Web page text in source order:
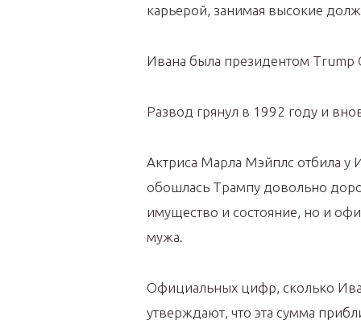
карьерой, занимая высокие
Ивана была президентом Trump
Развод грянул в 1992 году и
Актриса Марла Мэйплс отбила у
обошлась Трампу довольно
имущество и состояние, но и
мужа.
Официальных цифр, сколько
утверждают, что эта сумма